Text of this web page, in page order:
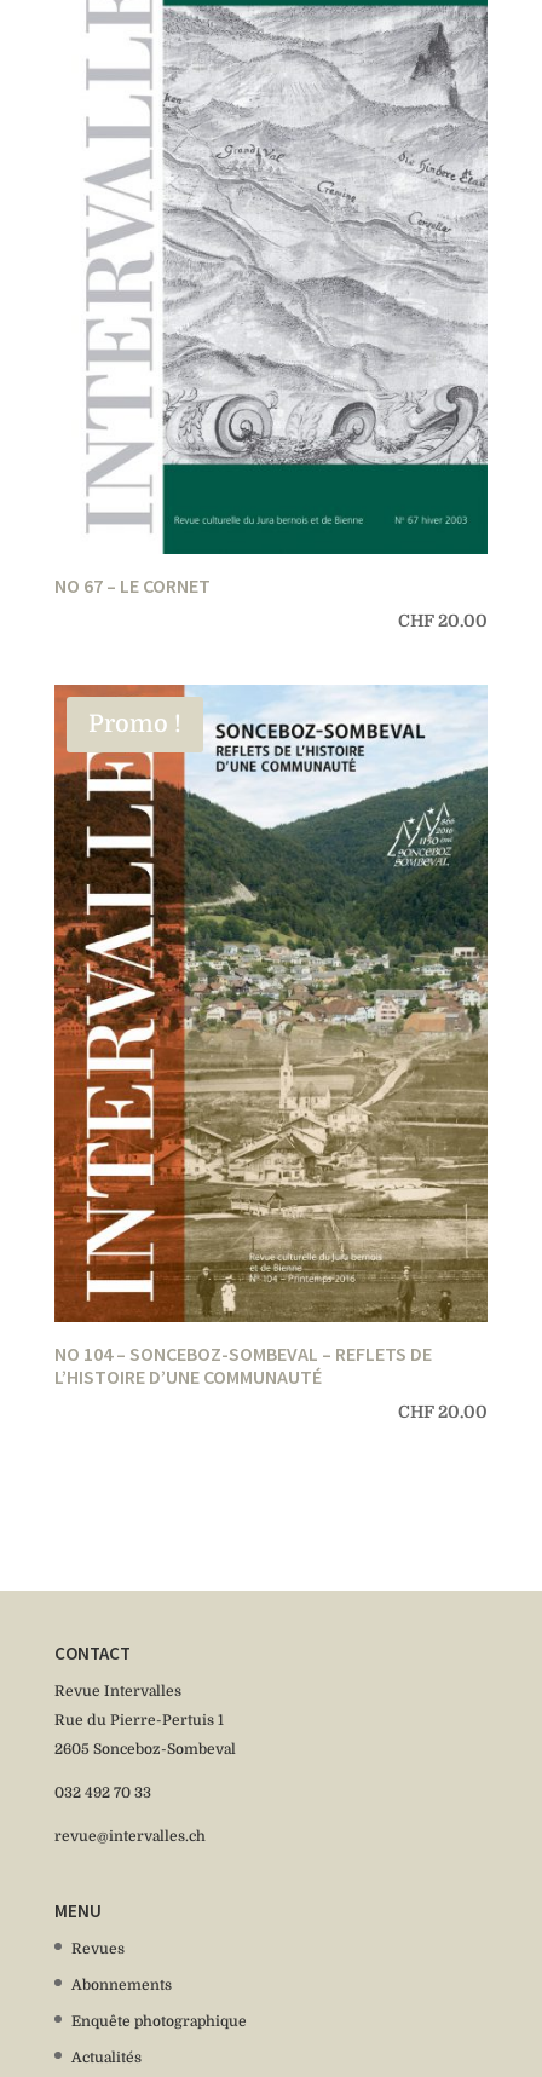
NO 67 – LE CORNET
CHF20.00
Promo !
NO 104 – SONCEBOZ-SOMBEVAL – REFLETS DE
L’HISTOIRE D’UNE COMMUNAUTÉ
CHF20.00
CONTACT
Revue Intervalles
Rue du Pierre-Pertuis 1
2605 Sonceboz-Sombeval
032 492 70 33
revue@intervalles.ch
MENU
Revues
Abonnements
Enquête photographique
Actualités